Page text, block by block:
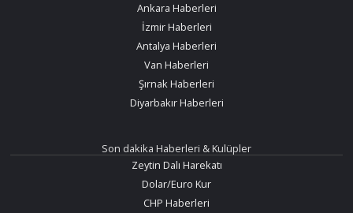
Ankara Haberleri
İzmir Haberleri
Antalya Haberleri
Van Haberleri
Şırnak Haberleri
Diyarbakır Haberleri
Son dakika Haberleri & Kulüpler
Zeytin Dalı Harekatı
Dolar/Euro Kur
CHP Haberleri